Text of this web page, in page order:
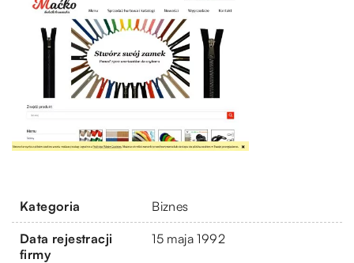
Kategoria Biznes
Data rejestracji
firmy
15 maja 1992